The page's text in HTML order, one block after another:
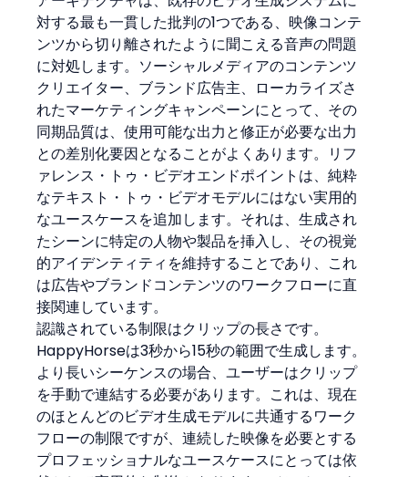
対する最も一貫した批判の1つである、映像コンテ
ンツから切り離されたように聞こえる音声の問題
に対処します。ソーシャルメディアのコンテンツ
クリエイター、ブランド広告主、ローカライズさ
れたマーケティングキャンペーンにとって、その
同期品質は、使用可能な出力と修正が必要な出力
との差別化要因となることがよくあります。リフ
ァレンス・トゥ・ビデオエンドポイントは、純粋
なテキスト・トゥ・ビデオモデルにはない実用的
なユースケースを追加します。それは、生成され
たシーンに特定の人物や製品を挿入し、その視覚
的アイデンティティを維持することであり、これ
は広告やブランドコンテンツのワークフローに直
接関連しています。
認識されている制限はクリップの長さです。
HappyHorseは3秒から15秒の範囲で生成します。
より長いシーケンスの場合、ユーザーはクリップ
を手動で連結する必要があります。これは、現在
のほとんどのビデオ生成モデルに共通するワーク
フローの制限ですが、連続した映像を必要とする
プロフェッショナルなユースケースにとっては依